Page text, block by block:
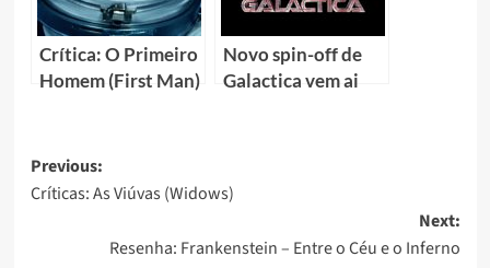
Crítica: O Primeiro
Homem (First Man)
Novo spin-off de
Galactica vem ai
Previous:
Críticas: As Viúvas (Widows)
Next:
Resenha: Frankenstein – Entre o Céu e o Inferno